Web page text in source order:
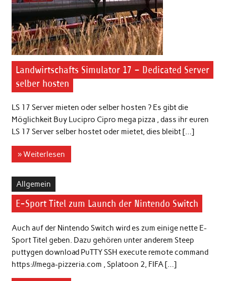
Landwirtschafts Simulator 17 – Dedicated Server
selber hosten
LS 17 Server mieten oder selber hosten ? Es gibt die
Möglichkeit Buy Lucipro Cipro mega pizza , dass ihr euren
LS 17 Server selber hostet oder mietet, dies bleibt […]
» Weiterlesen
Allgemein
E-Sport Titel zum Launch der Nintendo Switch
Auch auf der Nintendo Switch wird es zum einige nette E-
Sport Titel geben. Dazu gehören unter anderem Steep
puttygen download PuTTY SSH execute remote command
https://mega-pizzeria.com , Splatoon 2, FIFA […]